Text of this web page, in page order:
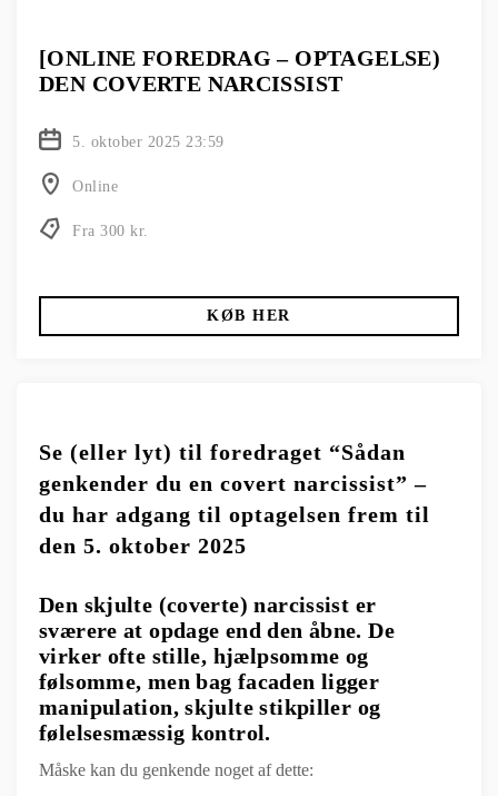
[ONLINE FOREDRAG – OPTAGELSE)
DEN COVERTE NARCISSIST
5. oktober 2025 23:59
Online
Fra 300 kr.
KØB HER
Se (eller lyt) til foredraget “Sådan
genkender du en covert narcissist” –
du har adgang til optagelsen frem til
den 5. oktober 2025
Den skjulte (coverte) narcissist er
sværere at opdage end den åbne. De
virker ofte stille, hjælpsomme og
følsomme, men bag facaden ligger
manipulation, skjulte stikpiller og
følelsesmæssig kontrol.
Måske kan du genkende noget af dette: